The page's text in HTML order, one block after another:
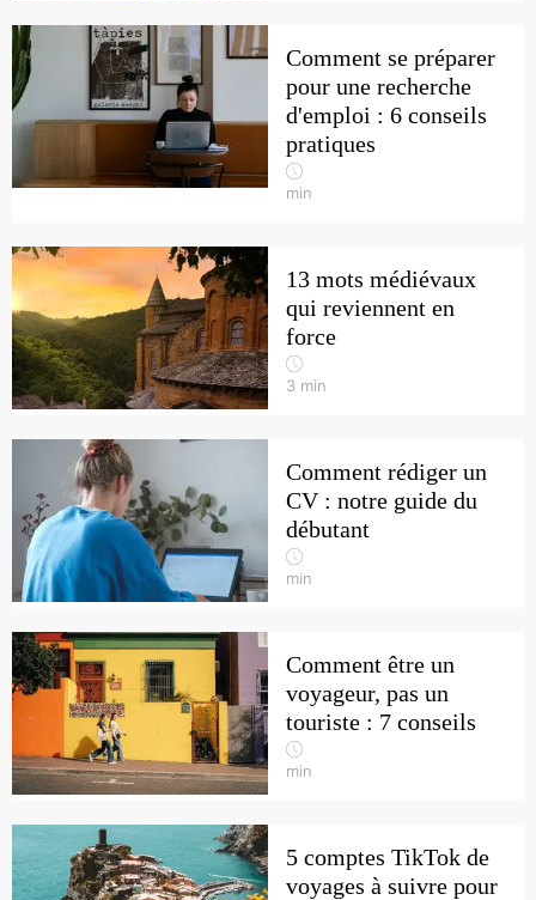
Comment se préparer
pour une recherche
d'emploi : 6 conseils
pratiques
min
13 mots médiévaux
qui reviennent en
force
3 min
Comment rédiger un
CV : notre guide du
débutant
min
Comment être un
voyageur, pas un
touriste : 7 conseils
min
5 comptes TikTok de
voyages à suivre pour